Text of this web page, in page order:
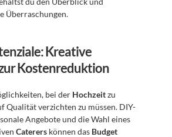
Überraschungen.
Kreative
Kostenreduktion
bei der Hochzeit zu
Qualität verzichten zu müssen. DIY-
Angebote und die Wahl eines
Caterers können das Budget